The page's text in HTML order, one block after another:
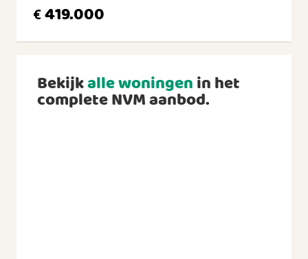
€419.000
Bekijkalle woningenin het
complete NVM aanbod.